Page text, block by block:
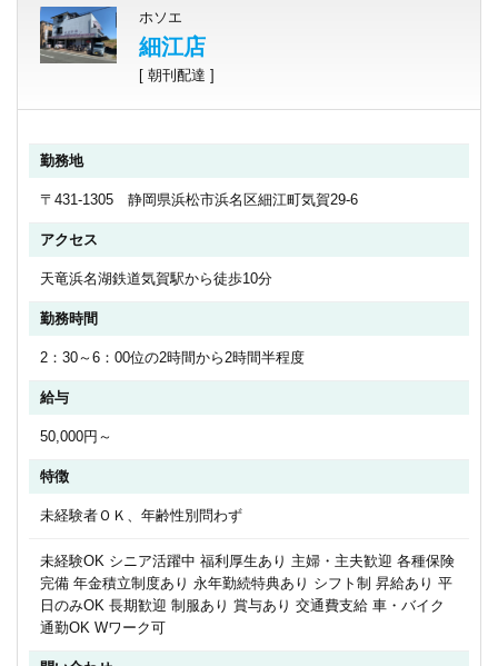
ホソエ
細江店
[ 朝刊配達 ]
勤務地
〒431-1305 静岡県浜松市浜名区細江町気賀29-6
アクセス
天竜浜名湖鉄道気賀駅から徒歩10分
勤務時間
2：30～6：00位の2時間から2時間半程度
給与
50,000円～
特徴
未経験者ＯＫ、年齢性別問わず
未経験OK シニア活躍中 福利厚生あり 主婦・主夫歓迎 各種保険
完備 年金積立制度あり 永年勤続特典あり シフト制 昇給あり 平
日のみOK 長期歓迎 制服あり 賞与あり 交通費支給 車・バイク
通勤OK Wワーク可